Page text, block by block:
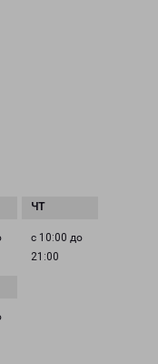
с 10:00 до
21:00